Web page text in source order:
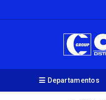
Departamentos